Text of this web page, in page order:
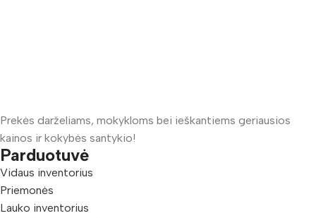
Prekės darželiams, mokykloms bei ieškantiems geriausios
kainos ir kokybės santykio!
Parduotuvė
Vidaus inventorius
Priemonės
Lauko inventorius